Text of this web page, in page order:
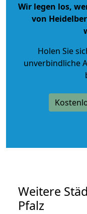
Wir legen los,
von
Holen Sie
unverbindliche
Weitere
Pfalz